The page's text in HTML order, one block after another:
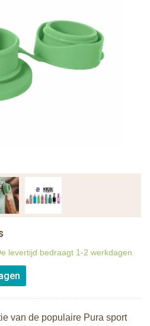
levertijd bedraagt 1-2 werkdagen
van de populaire Pura sport